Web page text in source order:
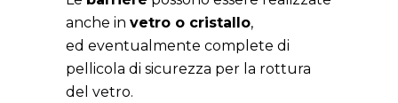
anche in vetro o cristallo,
ed eventualmente complete di
pellicola di sicurezza per la rottura
del vetro.